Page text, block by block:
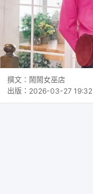
撰文： 鬧鬧女巫店
出版： 2026-03-27 19:32